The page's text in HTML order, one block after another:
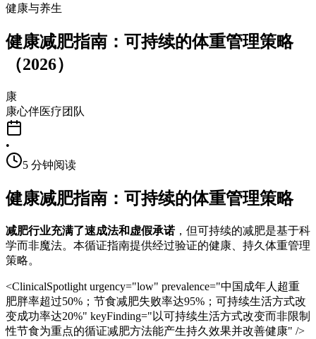
健康与养生
健康减肥指南：可持续的体重管理策略
（2026）
康
康心伴医疗团队
•
5 分钟阅读
健康减肥指南：可持续的体重管理策略
减肥行业充满了速成法和虚假承诺，但可持续的减肥是基于科
学而非魔法。本循证指南提供经过验证的健康、持久体重管理
策略。
<ClinicalSpotlight urgency="low" prevalence="中国成年人超重
肥胖率超过50%；节食减肥失败率达95%；可持续生活方式改
变成功率达20%" keyFinding="以可持续生活方式改变而非限制
性节食为重点的循证减肥方法能产生持久效果并改善健康" />